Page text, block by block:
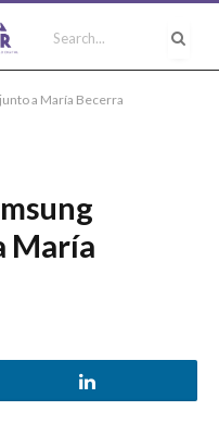
a María Becerra
María